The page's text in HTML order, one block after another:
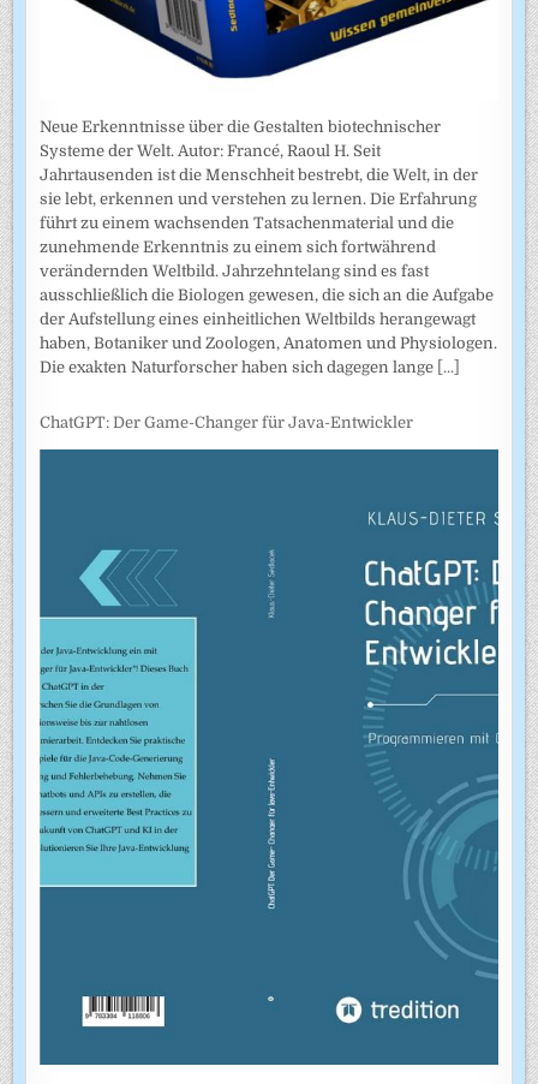
Neue Erkenntnisse über die Gestalten biotechnischer
Systeme der Welt. Autor: Francé, Raoul H. Seit
Jahrtausenden ist die Menschheit bestrebt, die Welt, in der
sie lebt, erkennen und verstehen zu lernen. Die Erfahrung
führt zu einem wachsenden Tatsachenmaterial und die
zunehmende Erkenntnis zu einem sich fortwährend
verändernden Weltbild. Jahrzehntelang sind es fast
ausschließlich die Biologen gewesen, die sich an die Aufgabe
der Aufstellung eines einheitlichen Weltbilds herangewagt
haben, Botaniker und Zoologen, Anatomen und Physiologen.
Die exakten Naturforscher haben sich dagegen lange [...]
ChatGPT: Der Game-Changer für Java-Entwickler